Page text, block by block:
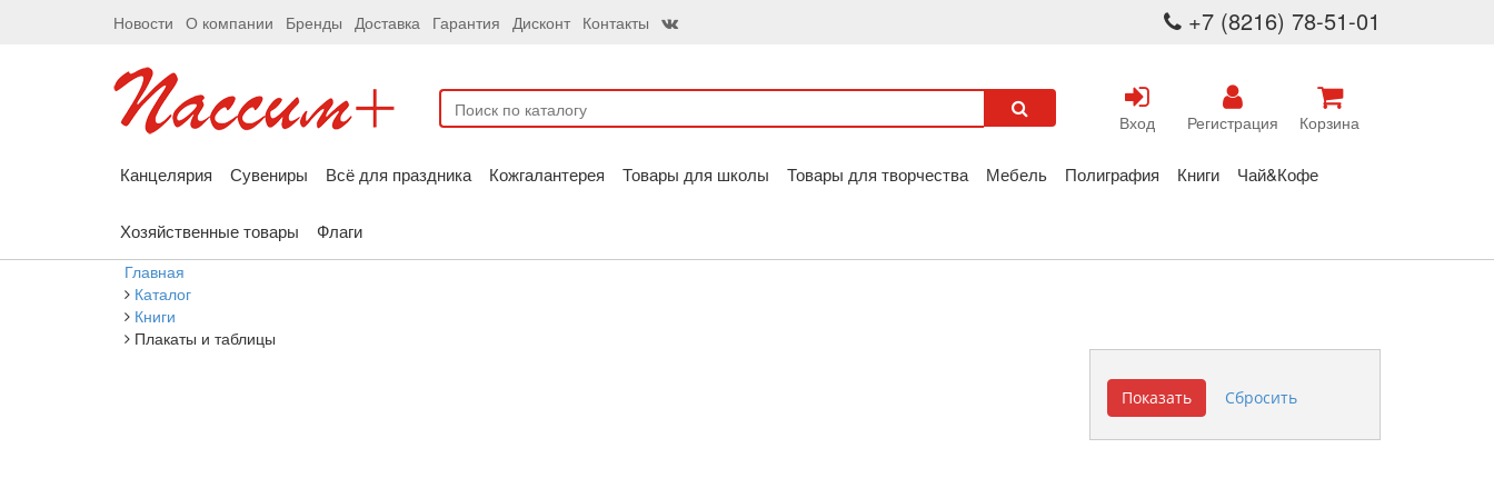
Новости О компании Бренды Доставка Гарантия Дисконт Контакты +7 (8216) 78-51-01
Вход Регистрация Корзина
Канцелярия Сувениры Всё для праздника Кожгалантерея Товары для школы Товары для творчества Мебель Полиграфия Книги Чай&Кофе
Хозяйственные товары Флаги
Главная
Каталог
Книги
Плакаты и таблицы